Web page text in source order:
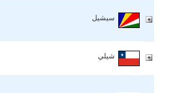
سيشيل
شيلي